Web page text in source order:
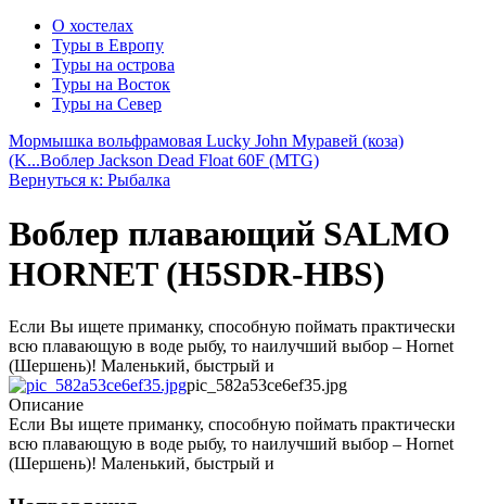
О хостелах
Туры в Европу
Туры на острова
Туры на Восток
Туры на Север
Мормышка вольфрамовая Lucky John Муравей (коза)
(K...Воблер Jackson Dead Float 60F (MTG)
Вернуться к: Рыбалка
Воблер плавающий SALMO
HORNET (H5SDR-HBS)
Если Вы ищете приманку, способную поймать практически
всю плавающую в воде рыбу, то наилучший выбор – Hornet
(Шершень)! Маленький, быстрый и
pic_582a53ce6ef35.jpg
Описание
Если Вы ищете приманку, способную поймать практически
всю плавающую в воде рыбу, то наилучший выбор – Hornet
(Шершень)! Маленький, быстрый и